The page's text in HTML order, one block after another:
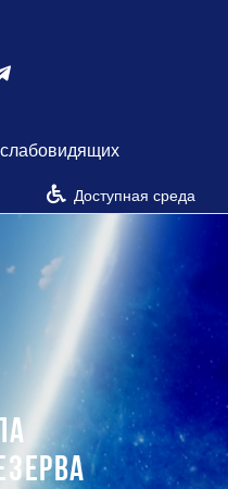
Доступная среда